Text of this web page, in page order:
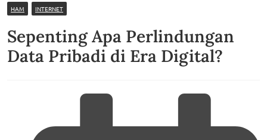
HAM INTERNET
Sepenting Apa Perlindungan
Data Pribadi di Era Digital?